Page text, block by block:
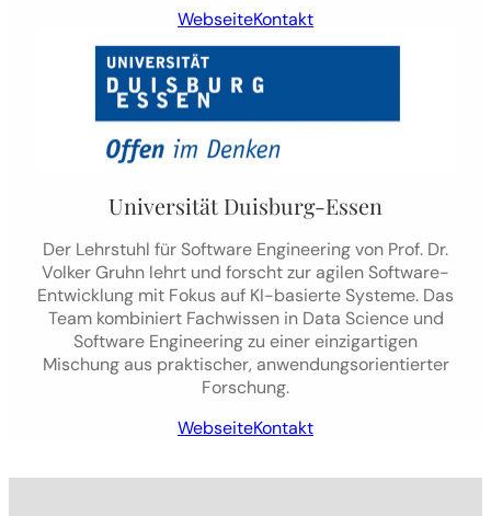
WebseiteKontakt
Universität Duisburg-Essen
Der Lehrstuhl für Software Engineering von Prof. Dr.
Volker Gruhn lehrt und forscht zur agilen Software-
Entwicklung mit Fokus auf KI-basierte Systeme. Das
Team kombiniert Fachwissen in Data Science und
Software Engineering zu einer einzigartigen
Mischung aus praktischer, anwendungsorientierter
Forschung.
WebseiteKontakt